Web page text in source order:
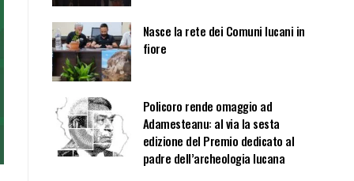
Nasce la rete dei Comuni lucani in
fiore
Policoro rende omaggio ad
Adamesteanu: al via la sesta
edizione del Premio dedicato al
padre dell’archeologia lucana